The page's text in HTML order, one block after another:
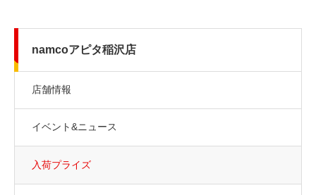
namcoアピタ稲沢店
店舗情報
イベント&ニュース
入荷プライズ